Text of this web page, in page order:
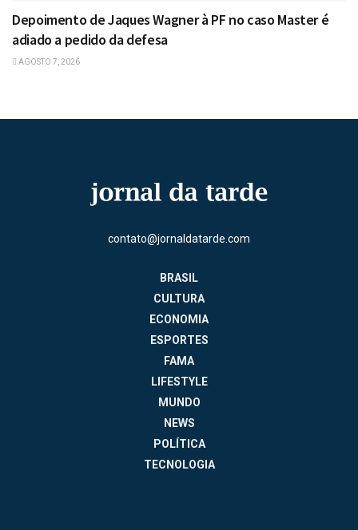
Depoimento de Jaques Wagner à PF no caso Master é
adiado a pedido da defesa
AGOSTO 7, 2026
contato@jornaldatarde.com
BRASIL
CULTURA
ECONOMIA
ESPORTES
FAMA
LIFESTYLE
MUNDO
NEWS
POLÍTICA
TECNOLOGIA